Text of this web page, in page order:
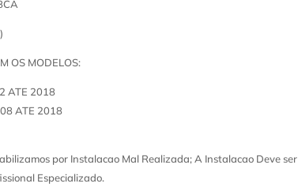
OS MODELOS:
ATE 2018
ATE 2018
por Instalacao Mal Realizada; A Instalacao Deve ser
Especializado.